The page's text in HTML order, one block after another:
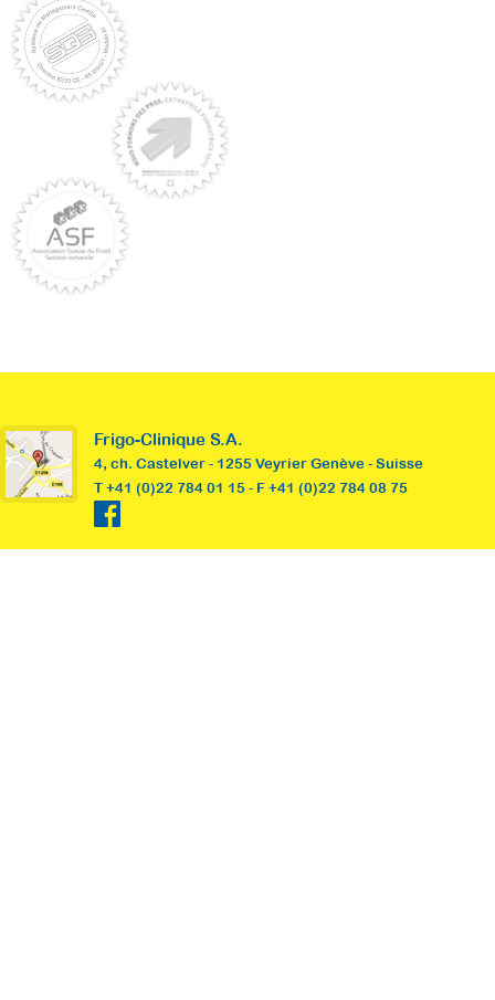
Frigo-Clinique S.A.
4, ch. Castelver - 1255 Veyrier Genève - Suisse
T +41 (0)22 784 01 15 - F +41 (0)22 784 08 75